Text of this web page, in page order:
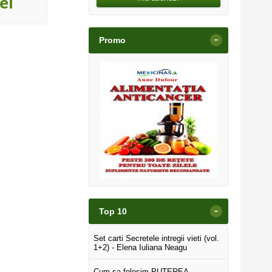
Promo -
Top 10 -
Set carti Secretele intregii vieti (vol.
1+2) - Elena Iuliana Neagu